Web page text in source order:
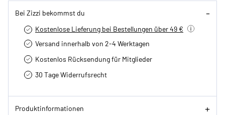
Bei Zizzi bekommst du
Kostenlose Lieferung bei Bestellungen über 49 €
Versand innerhalb von 2-4 Werktagen
Kostenlos Rücksendung für Mitglieder
30 Tage Widerrufsrecht
Produktinformationen